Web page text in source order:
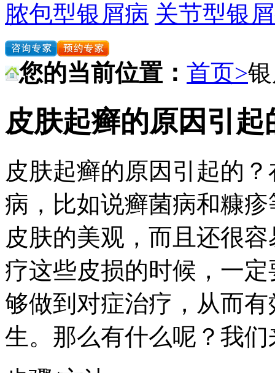
脓包型银屑病 关节型银
您的当前位置： 首页>
皮肤起癣的原因引起
皮肤起癣的原因引起的
病，比如说癣菌病和糠
皮肤的美观，而且还很
疗这些皮损的时候，一
够做到对症治疗，从而
生。那么有什么呢？我